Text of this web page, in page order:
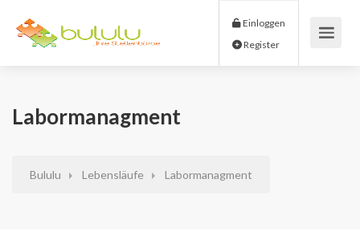
Einloggen
Labormanagment
Bululu Lebensläufe Labormanagment